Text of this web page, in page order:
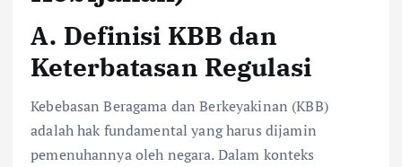
A. Definisi KBB dan
Keterbatasan Regulasi
Kebebasan Beragama dan Berkeyakinan (KBB)
adalah hak fundamental yang harus dijamin
pemenuhannya oleh negara. Dalam konteks